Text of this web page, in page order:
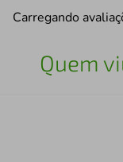
Carregando
Quem